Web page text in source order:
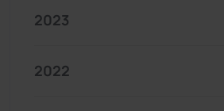
2023
2022